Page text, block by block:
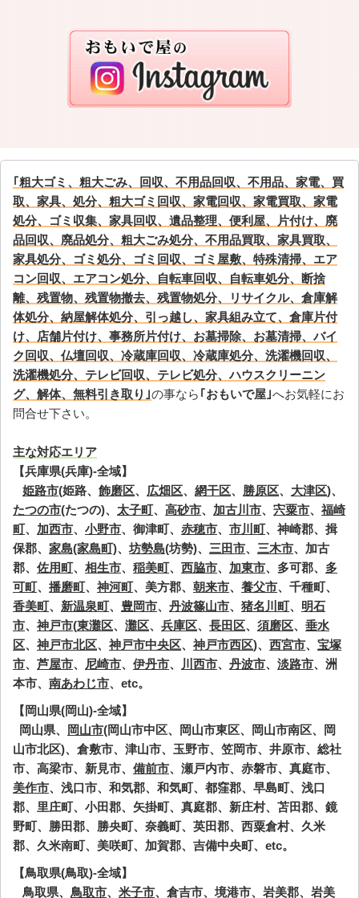
｢粗大ゴミ、粗大ごみ、回収、不用品回収、不用品、家電、買
取、家具、処分、粗大ゴミ回収、家電回収、家電買取、家電
処分、ゴミ収集、家具回収、遺品整理、便利屋、片付け、廃
品回収、廃品処分、粗大ごみ処分、不用品買取、家具買取、
家具処分、ゴミ処分、ゴミ回収、ゴミ屋敷、特殊清掃、エア
コン回収、エアコン処分、自転車回収、自転車処分、断捨
離、残置物、残置物撤去、残置物処分、リサイクル、倉庫解
体処分、納屋解体処分、引っ越し、家具組み立て、倉庫片付
け、店舗片付け、事務所片付け、お墓掃除、お墓清掃、バイ
ク回収、仏壇回収、冷蔵庫回収、冷蔵庫処分、洗濯機回収、
洗濯機処分、テレビ回収、テレビ処分、ハウスクリーニン
グ、解体、無料引き取り｣の事なら ｢おもいで屋｣へお気軽にお
問合せ下さい。
主な対応エリア
【兵庫県(兵庫)-全域】
姫路市(姫路、 飾磨区、 広畑区、 網干区、 勝原区、 大津区)、
たつの市(たつの)、 太子町、 高砂市、 加古川市、 宍粟市、 福崎
町、 加西市、 小野市、御津町、 赤穂市、 市川町、神崎郡、揖
保郡、 家島(家島町)、坊勢島(坊勢)、 三田市、 三木市、加古
郡、 佐用町、 相生市、 稲美町、 西脇市、 加東市、多可郡、 多
可町、 播磨町、 神河町、美方郡、 朝来市、 養父市、千種町、
香美町、 新温泉町、 豊岡市、 丹波篠山市、 猪名川町、 明石
市、 神戸市(東灘区、 灘区、 兵庫区、 長田区、 須磨区、 垂水
区、 神戸市北区、 神戸市中央区、 神戸市西区)、 西宮市、 宝塚
市、 芦屋市、 尼崎市、 伊丹市、 川西市、 丹波市、 淡路市、洲
本市、 南あわじ市、etc。
【岡山県(岡山)-全域】
岡山県、
岡山市(岡山市中区、岡山市東区、岡山市南区、岡
山市北区)、倉敷市、津山市、玉野市、笠岡市、井原市、総社
市、高梁市、新見市、 備前市、瀬戸内市、赤磐市、真庭市、
美作市、浅口市、和気郡、和気町、都窪郡、早島町、浅口
郡、里庄町、小田郡、矢掛町、真庭郡、新庄村、苫田郡、鏡
野町、勝田郡、勝央町、奈義町、英田郡、西粟倉村、久米
郡、久米南町、美咲町、加賀郡、吉備中央町、etc。
【鳥取県(鳥取)-全域】
鳥取県、 鳥取市、 米子市、倉吉市、境港市、岩美郡、岩美